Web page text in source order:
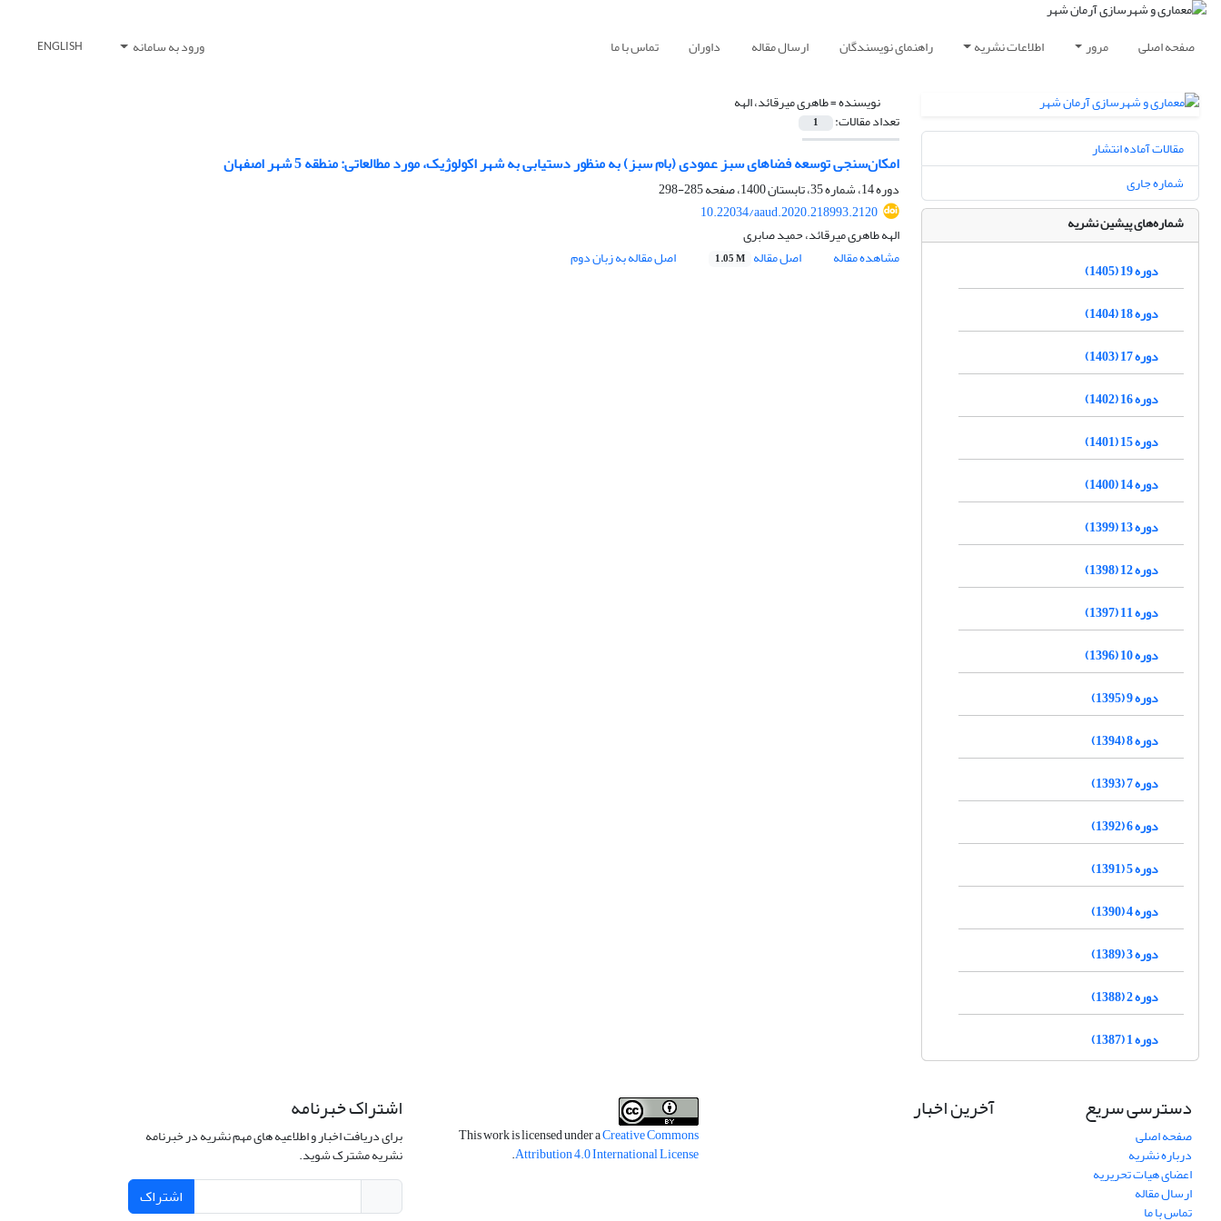
صفحه اصلی مرور اطلاعات نشریه راهنمای نویسندگان ارسال مقاله داوران تماس با ما ورود به سامانه ENGLISH
نویسنده =طاهری میرقائد، الهه
تعداد مقالات: 1
امکان‌سنجی توسعه فضاهای سبز عمودی (بام سبز) به منظور دستیابی به شهر اکولوژیک، مورد مطالعاتی: منطقه 5 شهر اصفهان
دوره 14، شماره 35، تابستان 1400، صفحه
285-298
10.22034/aaud.2020.218993.2120
الهه طاهری میرقائد، حمید صابری
مشاهده مقاله
اصل مقاله 1.05 M اصل مقاله به زبان دوم
مقالات آماده انتشار
شماره جاری
شماره‌های پیشین نشریه
دوره 19 (1405)
دوره 18 (1404)
دوره 17 (1403)
دوره 16 (1402)
دوره 15 (1401)
دوره 14 (1400)
دوره 13 (1399)
دوره 12 (1398)
دوره 11 (1397)
دوره 10 (1396)
دوره 9 (1395)
دوره 8 (1394)
دوره 7 (1393)
دوره 6 (1392)
دوره 5 (1391)
دوره 4 (1390)
دوره 3 (1389)
دوره 2 (1388)
دوره 1 (1387)
دسترسی سریع
صفحه اصلی
درباره نشریه
اعضای هیات تحریریه
ارسال مقاله
تماس با ما
آخرین اخبار
This work is licensed under aCreative Commons
Attribution 4.0 International License
.
اشتراک خبرنامه
برای دریافت اخبار و اطلاعیه های مهم نشریه در خبرنامه
نشریه مشترک شوید.
اشتراک